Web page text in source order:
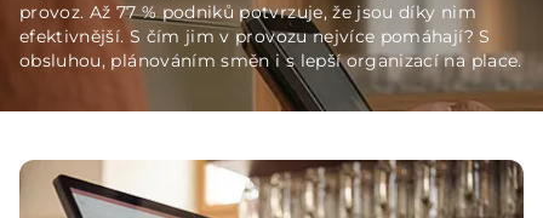
provoz. Až 77 % podniků potvrzuje, že jsou díky nim
efektivnější. S čím jim v provozu nejvíce pomáhají? S
obsluhou, plánováním směn i s lepší organizací na place.